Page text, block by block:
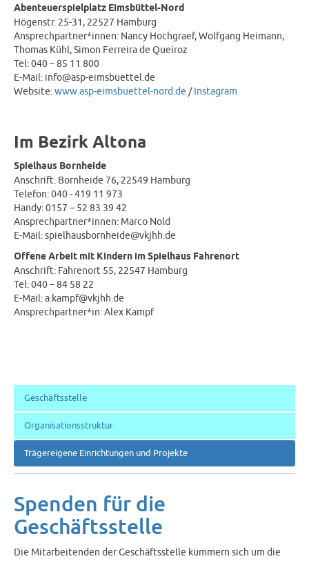
Geschäftsstelle
Organisationsstruktur
Trägereigene Einrichtungen und Projekte
Spenden für die
Geschäftsstelle
Die Mitarbeitenden der Geschäftsstelle kümmern sich um die
Abenteuerspielplatz Eimsbüttel-Nord
Högenstr. 25-31, 22527 Hamburg
Ansprechpartner*innen: Nancy Hochgraef, Wolfgang Heimann,
Thomas Kühl, Simon Ferreira de Queiroz
Tel: 040 – 85 11 800
E-Mail: info@asp-eimsbuettel.de
Website: www.asp-eimsbuettel-nord.de / Instagram
Im Bezirk Altona
Spielhaus Bornheide
Anschrift: Bornheide 76, 22549 Hamburg
Telefon: 040 - 419 11 973
Handy: 0157 – 52 83 39 42
Ansprechpartner*innen: Marco Nold
E-Mail: spielhausbornheide@vkjhh.de
Offene Arbeit mit Kindern im Spielhaus Fahrenort
Anschrift: Fahrenort 55, 22547 Hamburg
Tel: 040 – 84 58 22
E-Mail: a.kampf@vkjhh.de
Ansprechpartner*in: Alex Kampf